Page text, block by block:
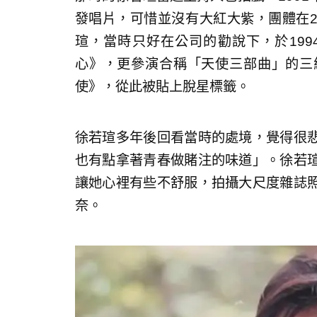
發唱片，可惜並沒有大紅大紫，團體
瑄，當時只好在公司的勸說下，於
心》，更參演合稱「天使三部曲」的
使》，從此被貼上脫星標籤。
徐若瑄多年後回看當時的處境，覺得很
也有點拿著青春做賭注的味道」。徐若
讓她心裡有些不舒服，拍攝大尺度雜誌
奈。